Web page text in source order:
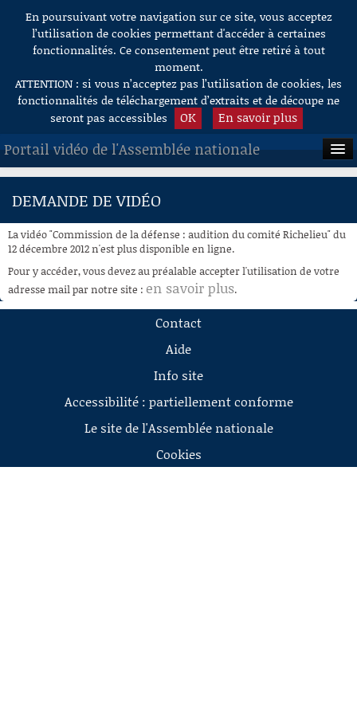
Aller au contenu
En poursuivant votre navigation sur ce site, vous acceptez
l’utilisation de cookies permettant d'accéder à certaines
fonctionnalités. Ce consentement peut être retiré à tout
moment.
ATTENTION : si vous n’acceptez pas l’utilisation de cookies, les
fonctionnalités de téléchargement d’extraits et de découpe ne
seront pas accessibles
OK En savoir plus
Portail vidéo de l'Assemblée nationale
ACCUEIL
À LA DEMANDE
RECHERCHE
AIDE À LA DÉCOUPE
DEMANDE DE VIDÉO
La vidéo "Commission de la défense : audition du comité Richelieu" du
12 décembre 2012 n'est plus disponible en ligne.
Pour y accéder, vous devez au préalable accepter l'utilisation de votre
adresse mail par notre site : en savoir plus.
Contact
Aide
Info site
Accessibilité : partiellement conforme
Le site de l'Assemblée nationale
Cookies